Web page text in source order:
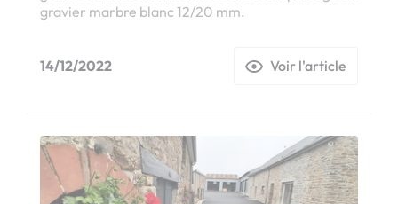
gravier marbre blanc 12/20 mm.
14/12/2022 Voir l'article